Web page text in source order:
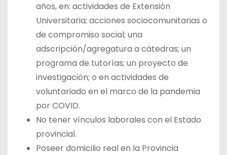
años, en: actividades de Extensión
Universitaria; acciones sociocomunitarias o
de compromiso social; una
adscripción/agregatura a cátedras; un
programa de tutorías; un proyecto de
investigación; o en actividades de
voluntariado en el marco de la pandemia
por COVID.
No tener vínculos laborales con el Estado
provincial.
Poseer domicilio real en la Provincia